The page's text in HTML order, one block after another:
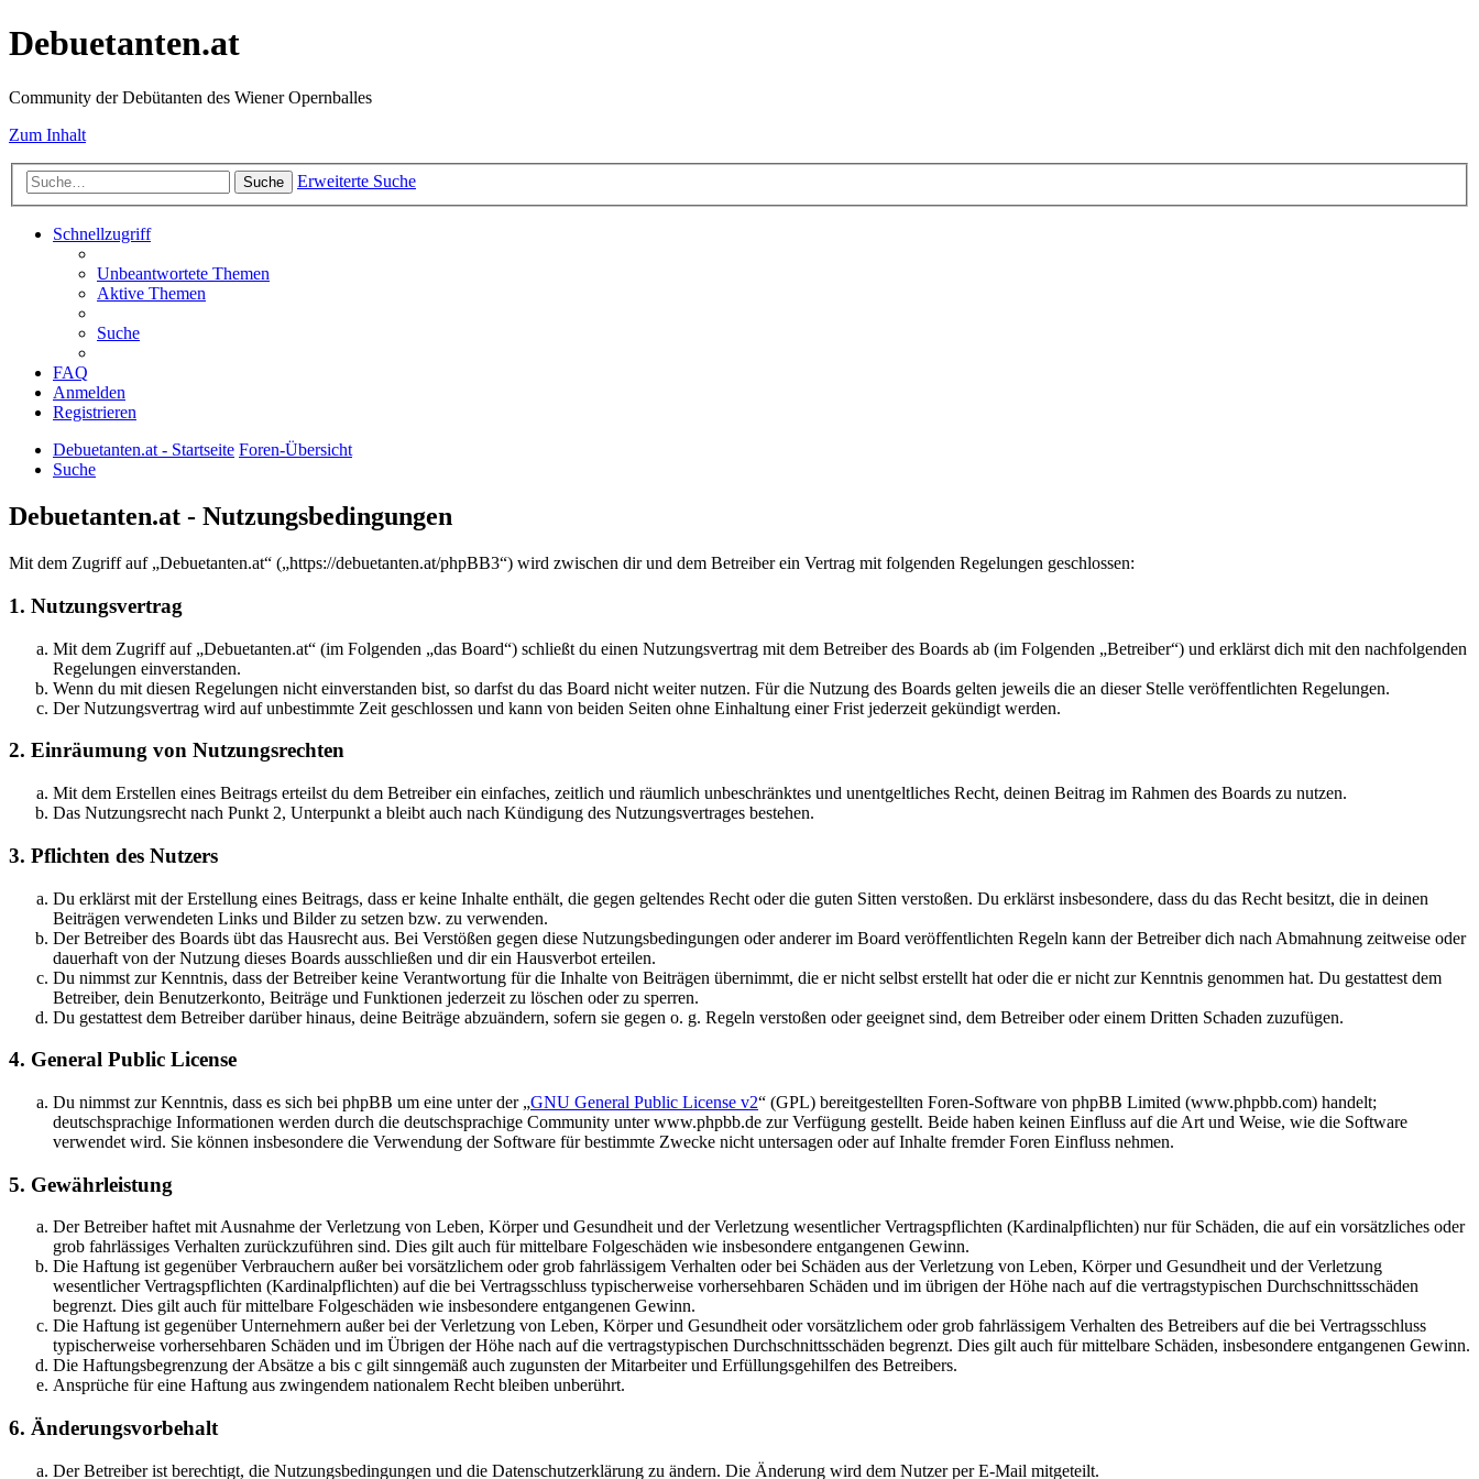
Debuetanten.at
Community der Debütanten des Wiener Opernballes
Zum Inhalt
Suche Erweiterte Suche
Schnellzugriff
Unbeantwortete Themen
Aktive Themen
Suche
FAQ
Anmelden
Registrieren
Debuetanten.at - Startseite Foren-Übersicht
Suche
Debuetanten.at - Nutzungsbedingungen
Mit dem Zugriff auf „Debuetanten.at“ („https://debuetanten.at/phpBB3“) wird zwischen dir und dem Betreiber ein Vertrag mit folgenden Regelungen geschlossen:
1. Nutzungsvertrag
Mit dem Zugriff auf „Debuetanten.at“ (im Folgenden „das Board“) schließt du einen Nutzungsvertrag mit dem Betreiber des Boards ab (im Folgenden „Betreiber“) und erklärst dich mit den nachfolgenden
Regelungen einverstanden.
Wenn du mit diesen Regelungen nicht einverstanden bist, so darfst du das Board nicht weiter nutzen. Für die Nutzung des Boards gelten jeweils die an dieser Stelle veröffentlichten Regelungen.
Der Nutzungsvertrag wird auf unbestimmte Zeit geschlossen und kann von beiden Seiten ohne Einhaltung einer Frist jederzeit gekündigt werden.
2. Einräumung von Nutzungsrechten
Mit dem Erstellen eines Beitrags erteilst du dem Betreiber ein einfaches, zeitlich und räumlich unbeschränktes und unentgeltliches Recht, deinen Beitrag im Rahmen des Boards zu nutzen.
Das Nutzungsrecht nach Punkt 2, Unterpunkt a bleibt auch nach Kündigung des Nutzungsvertrages bestehen.
3. Pflichten des Nutzers
Du erklärst mit der Erstellung eines Beitrags, dass er keine Inhalte enthält, die gegen geltendes Recht oder die guten Sitten verstoßen. Du erklärst insbesondere, dass du das Recht besitzt, die in deinen
Beiträgen verwendeten Links und Bilder zu setzen bzw. zu verwenden.
Der Betreiber des Boards übt das Hausrecht aus. Bei Verstößen gegen diese Nutzungsbedingungen oder anderer im Board veröffentlichten Regeln kann der Betreiber dich nach Abmahnung zeitweise oder
dauerhaft von der Nutzung dieses Boards ausschließen und dir ein Hausverbot erteilen.
Du nimmst zur Kenntnis, dass der Betreiber keine Verantwortung für die Inhalte von Beiträgen übernimmt, die er nicht selbst erstellt hat oder die er nicht zur Kenntnis genommen hat. Du gestattest dem
Betreiber, dein Benutzerkonto, Beiträge und Funktionen jederzeit zu löschen oder zu sperren.
Du gestattest dem Betreiber darüber hinaus, deine Beiträge abzuändern, sofern sie gegen o. g. Regeln verstoßen oder geeignet sind, dem Betreiber oder einem Dritten Schaden zuzufügen.
4. General Public License
Du nimmst zur Kenntnis, dass es sich bei phpBB um eine unter der „GNU General Public License v2“ (GPL) bereitgestellten Foren-Software von phpBB Limited (www.phpbb.com) handelt;
deutschsprachige Informationen werden durch die deutschsprachige Community unter www.phpbb.de zur Verfügung gestellt. Beide haben keinen Einfluss auf die Art und Weise, wie die Software
verwendet wird. Sie können insbesondere die Verwendung der Software für bestimmte Zwecke nicht untersagen oder auf Inhalte fremder Foren Einfluss nehmen.
5. Gewährleistung
Der Betreiber haftet mit Ausnahme der Verletzung von Leben, Körper und Gesundheit und der Verletzung wesentlicher Vertragspflichten (Kardinalpflichten) nur für Schäden, die auf ein vorsätzliches oder
grob fahrlässiges Verhalten zurückzuführen sind. Dies gilt auch für mittelbare Folgeschäden wie insbesondere entgangenen Gewinn.
Die Haftung ist gegenüber Verbrauchern außer bei vorsätzlichem oder grob fahrlässigem Verhalten oder bei Schäden aus der Verletzung von Leben, Körper und Gesundheit und der Verletzung
wesentlicher Vertragspflichten (Kardinalpflichten) auf die bei Vertragsschluss typischerweise vorhersehbaren Schäden und im übrigen der Höhe nach auf die vertragstypischen Durchschnittsschäden
begrenzt. Dies gilt auch für mittelbare Folgeschäden wie insbesondere entgangenen Gewinn.
Die Haftung ist gegenüber Unternehmern außer bei der Verletzung von Leben, Körper und Gesundheit oder vorsätzlichem oder grob fahrlässigem Verhalten des Betreibers auf die bei Vertragsschluss
typischerweise vorhersehbaren Schäden und im Übrigen der Höhe nach auf die vertragstypischen Durchschnittsschäden begrenzt. Dies gilt auch für mittelbare Schäden, insbesondere entgangenen Gewinn.
Die Haftungsbegrenzung der Absätze a bis c gilt sinngemäß auch zugunsten der Mitarbeiter und Erfüllungsgehilfen des Betreibers.
Ansprüche für eine Haftung aus zwingendem nationalem Recht bleiben unberührt.
6. Änderungsvorbehalt
Der Betreiber ist berechtigt, die Nutzungsbedingungen und die Datenschutzerklärung zu ändern. Die Änderung wird dem Nutzer per E-Mail mitgeteilt.